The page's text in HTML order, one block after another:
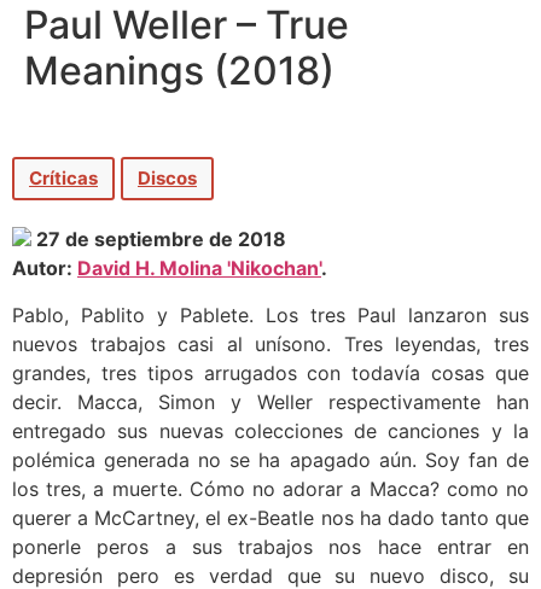
Paul Weller – True
Meanings (2018)
Críticas Discos
27 de septiembre de 2018
Autor: David H. Molina 'Nikochan'.
Pablo, Pablito y Pablete. Los tres Paul lanzaron sus
nuevos trabajos casi al unísono. Tres leyendas, tres
grandes, tres tipos arrugados con todavía cosas que
decir. Macca, Simon y Weller respectivamente han
entregado sus nuevas colecciones de canciones y la
polémica generada no se ha apagado aún. Soy fan de
los tres, a muerte. Cómo no adorar a Macca? como no
querer a McCartney, el ex-Beatle nos ha dado tanto que
ponerle peros a sus trabajos nos hace entrar en
depresión pero es verdad que su nuevo disco, su